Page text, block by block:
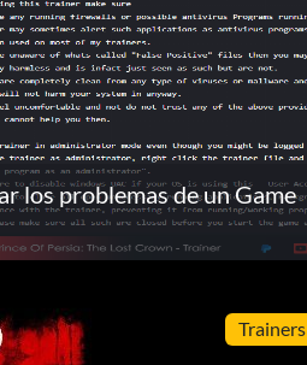
los problemas de un Game
Trainers